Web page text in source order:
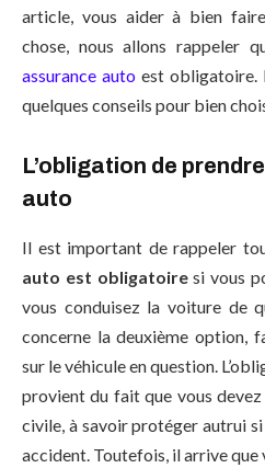
article, vous aider à bien
chose, nous allons rappeler
assurance auto est obligatoire.
quelques conseils pour bien
L’obligation de
auto
Il est important de rappeler
auto est obligatoiresi vous
vous conduisez la voiture de
concerne la deuxième option,
sur le véhicule en question.
provient du fait que vous
civile, à savoir protéger autrui si
accident. Toutefois, il arrive que